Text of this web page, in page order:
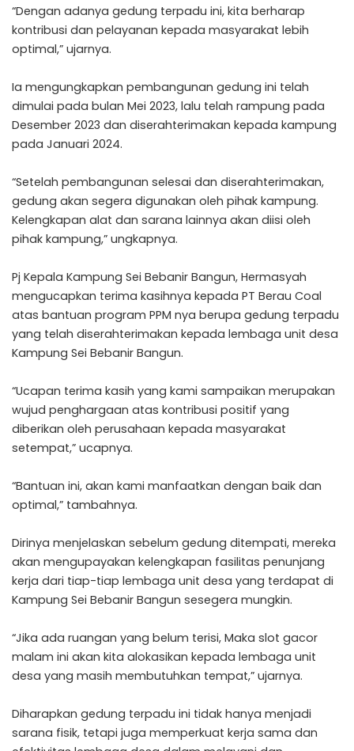
“Dengan adanya gedung terpadu ini, kita berharap
kontribusi dan pelayanan kepada masyarakat lebih
optimal,” ujarnya.
Ia mengungkapkan pembangunan gedung ini telah
dimulai pada bulan Mei 2023, lalu telah rampung pada
Desember 2023 dan diserahterimakan kepada kampung
pada Januari 2024.
“Setelah pembangunan selesai dan diserahterimakan,
gedung akan segera digunakan oleh pihak kampung.
Kelengkapan alat dan sarana lainnya akan diisi oleh
pihak kampung,” ungkapnya.
Pj Kepala Kampung Sei Bebanir Bangun, Hermasyah
mengucapkan terima kasihnya kepada PT Berau Coal
atas bantuan program PPM nya berupa gedung terpadu
yang telah diserahterimakan kepada lembaga unit desa
Kampung Sei Bebanir Bangun.
“Ucapan terima kasih yang kami sampaikan merupakan
wujud penghargaan atas kontribusi positif yang
diberikan oleh perusahaan kepada masyarakat
setempat,” ucapnya.
“Bantuan ini, akan kami manfaatkan dengan baik dan
optimal,” tambahnya.
Dirinya menjelaskan sebelum gedung ditempati, mereka
akan mengupayakan kelengkapan fasilitas penunjang
kerja dari tiap-tiap lembaga unit desa yang terdapat di
Kampung Sei Bebanir Bangun sesegera mungkin.
“Jika ada ruangan yang belum terisi, Maka slot gacor
malam ini akan kita alokasikan kepada lembaga unit
desa yang masih membutuhkan tempat,” ujarnya.
Diharapkan gedung terpadu ini tidak hanya menjadi
sarana fisik, tetapi juga memperkuat kerja sama dan